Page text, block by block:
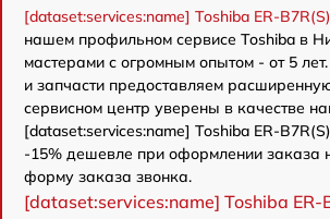
[dataset:services:name] Toshiba ER-B7R(S)
нашем профильном сервисе Toshiba в
мастерами с огромным опытом - от 5
и запчасти предоставляем
сервисном центр уверены в качестве
[dataset:services:name] Toshiba ER-
-15% дешевле при оформлении заказа
форму заказа звонка.
[dataset:services:name] Toshiba ER-